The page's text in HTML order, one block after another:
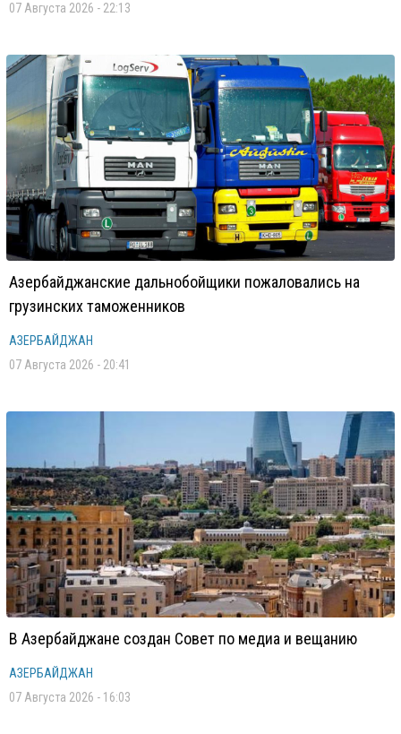
07 Августа 2026 - 22:13
Азербайджанские дальнобойщики пожаловались на
грузинских таможенников
АЗЕРБАЙДЖАН
07 Августа 2026 - 20:41
В Азербайджане создан Совет по медиа и вещанию
АЗЕРБАЙДЖАН
07 Августа 2026 - 16:03